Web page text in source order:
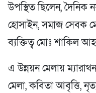
উপস্থিত ছিলেন, দৈনিক
হোসাইন, সমাজ সেবক
ব্যক্তিত্ব মোঃ শাকিল
এ উন্নয়ন মেলায়
মেলা, কবিতা আবৃত্তি,